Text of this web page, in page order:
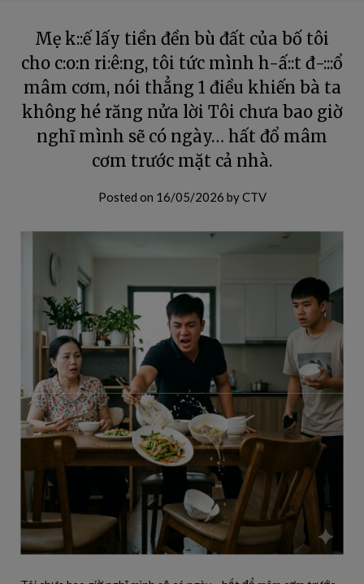
Mẹ k::ế lấy tiền đền bù đất của bố tôi
cho c:o:n ri:ê:ng, tôi tức mình h-ấ::t đ-:::ổ
mâm cơm, nói thẳng 1 điều khiến bà ta
không hé răng nửa lời Tôi chưa bao giờ
nghĩ mình sẽ có ngày… hất đổ mâm
cơm trước mặt cả nhà.
Posted on 16/05/2026 byCTV